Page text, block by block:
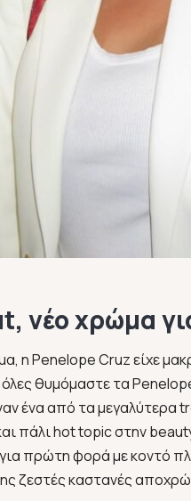
νέο χρώμα
η Penelope Cruz είχε
θυμόμαστε τα
ένα από τα μεγαλύτερα
πάλι hot topic στην
πρώτη φορά με κοντό
ζεστές καστανές